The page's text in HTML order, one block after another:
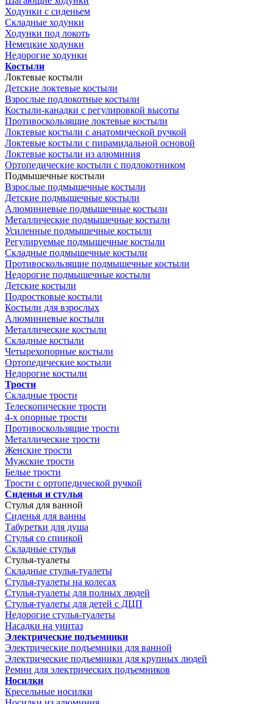
Ходунки с сиденьем
Складные ходунки
Ходунки под локоть
Немецкие ходунки
Недорогие ходунки
Костыли
Локтевые костыли
Детские локтевые костыли
Взрослые подлокотные костыли
Костыли-канадки с регулировкой высоты
Противоскользящие локтевые костыли
Локтевые костыли с анатомической ручкой
Локтевые костыли с пирамидальной основой
Локтевые костыли из алюминия
Ортопедические костыли с подлокотником
Подмышечные костыли
Взрослые подмышечные костыли
Детские подмышечные костыли
Алюминиевые подмышечные костыли
Металлические подмышечные костыли
Усиленные подмышечные костыли
Регулируемые подмышечные костыли
Складные подмышечные костыли
Противоскользящие подмышечные костыли
Недорогие подмышечные костыли
Детские костыли
Подростковые костыли
Костыли для взрослых
Алюминиевые костыли
Металлические костыли
Складные костыли
Четырехопорные костыли
Ортопедические костыли
Недорогие костыли
Трости
Складные трости
Телескопические трости
4-х опорные трости
Противоскользящие трости
Металлические трости
Женские трости
Мужские трости
Белые трости
Трости с ортопедической ручкой
Сиденья и стулья
Стулья для ванной
Сиденья для ванны
Табуретки для душа
Стулья со спинкой
Складные стулья
Стулья-туалеты
Складные стулья-туалеты
Стулья-туалеты на колесах
Стулья-туалеты для полных людей
Стулья-туалеты для детей с ДЦП
Недорогие стулья-туалеты
Насадки на унитаз
Электрические подъемники
Электрические подъемники для ванной
Электрические подъемники для крупных людей
Ремни для электрических подъемников
Носилки
Кресельные носилки